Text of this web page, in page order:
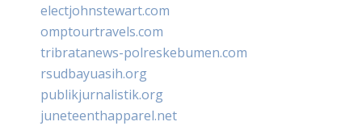
electjohnstewart.com
omptourtravels.com
tribratanews-polreskebumen.com
rsudbayuasih.org
publikjurnalistik.org
juneteenthapparel.net